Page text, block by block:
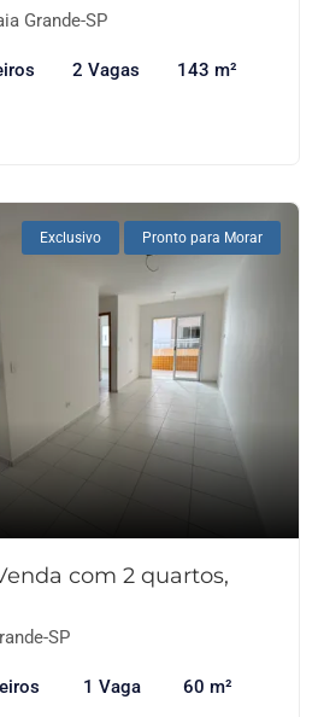
Grande-SP
2 Vagas 143 m²
Exclusivo Pronto para Morar
com 2 quartos,
SP
1 Vaga 60 m²